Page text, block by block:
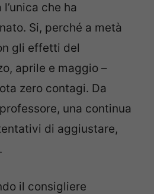
che ha
Si, perché a metà
gli effetti del
aprile e maggio –
zero contagi. Da
una continua
di aggiustare,
il consigliere